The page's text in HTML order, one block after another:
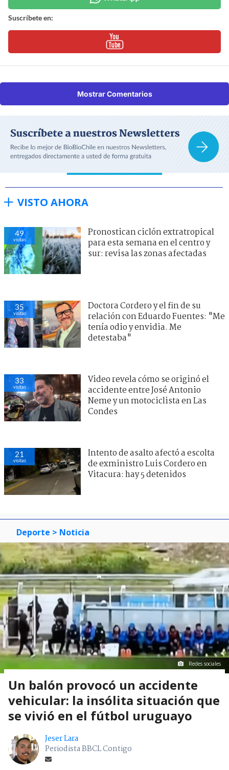
Suscríbete en:
Mostrar Comentarios
VISTO AHORA
49
visitas
Pronostican ciclón extratropical
para esta semana en el centro y
sur: revisa las zonas afectadas
35
visitas
Doctora Cordero y el fin de su
relación con Eduardo Fuentes: "Me
tenía odio y envidia. Me
detestaba"
33
visitas
Video revela cómo se originó el
accidente entre José Antonio
Neme y un motociclista en Las
Condes
21
visitas
Intento de asalto afectó a escolta
de exministro Luis Cordero en
Vitacura: hay 5 detenidos
Deporte > Noticia
Redes sociales
Un balón provocó un accidente
vehicular: la insólita situación que
se vivió en el fútbol uruguayo
Jeser Lara
Periodista BBCL Contigo